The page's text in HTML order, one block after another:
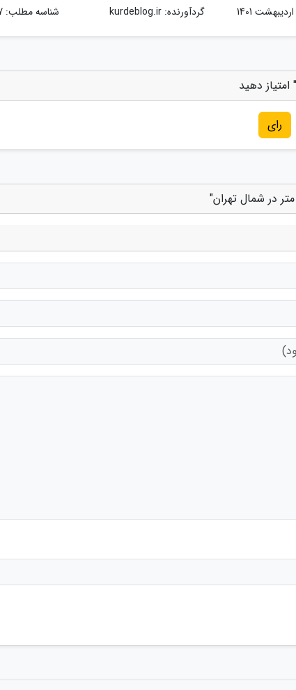
گردآورنده:kurdeblog.ir شناسه مطلب: 146417
رای